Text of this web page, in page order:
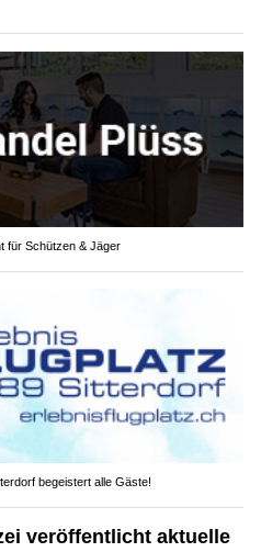
für Schützen & Jäger
begeistert alle Gäste!
veröffentlicht aktuelle